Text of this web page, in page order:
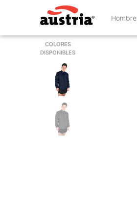
Hombre
COLORES
DISPONIBLES